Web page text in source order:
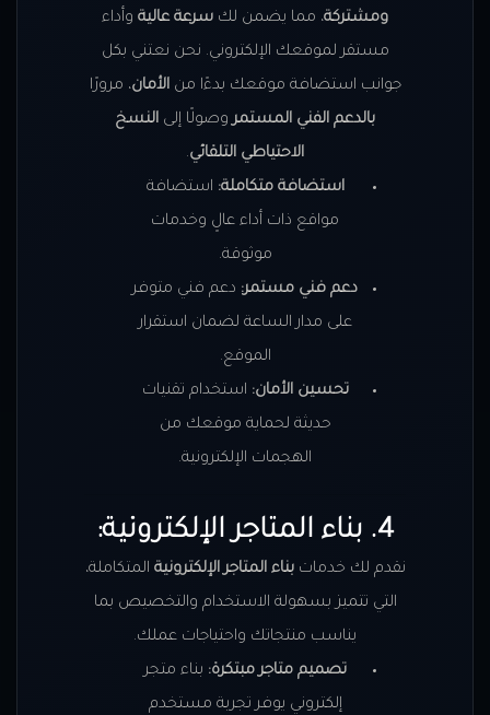
ومشتركة، مما يضمن لك سرعة عالية وأداء
مستقر لموقعك الإلكتروني. نحن نعتني بكل
جوانب استضافة موقعك بدءًا منالأمان، مرورًا
بالدعم الفني المستمروصولًا إلى النسخ
الاحتياطي التلقائي.
استضافة متكاملة: استضافة
مواقع ذات أداء عالٍ وخدمات
موثوقة.
دعم فني مستمر: دعم فني متوفر
على مدار الساعة لضمان استقرار
الموقع.
تحسين الأمان: استخدام تقنيات
حديثة لحماية موقعك من
الهجمات الإلكترونية.
4. بناء المتاجر الإلكترونية:
نقدم لك خدماتبناء المتاجر الإلكترونية المتكاملة،
التي تتميز بسهولة الاستخدام والتخصيص بما
يناسب منتجاتك واحتياجات عملك.
تصميم متاجر مبتكرة: بناء متجر
إلكتروني يوفر تجربة مستخدم